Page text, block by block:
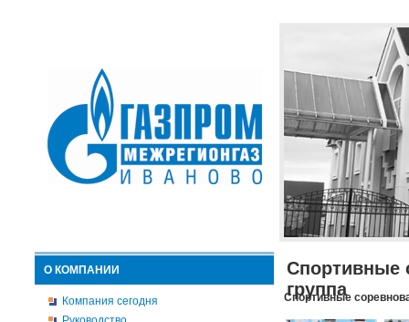
О КОМПАНИИ
Компания сегодня
Спортивные
группа
Спортивные